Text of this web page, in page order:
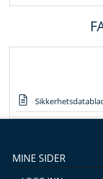
MINE SIDER